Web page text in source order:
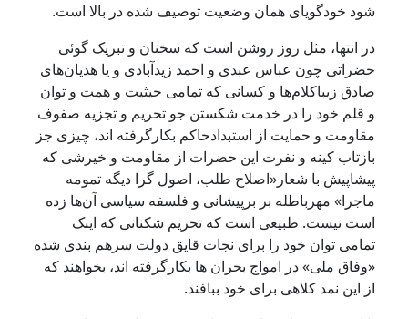
خودگویای همان وضعیت توصیف شده در بالا است.
انتها، مثل روز روشن است که سخنان و تبریک گوئی
چون عباس عبدی ‌و احمد زیدآبادی‌ و یا هذیان‌های
زیباکلام‌ها و کسانی که تمامی حیثیت و همت و توان
قلم خود را در خدمت شکستن جو تحریم و تجزیه صفوف
و حمایت از استبدادحاکم بکارگرفته اند، چیزی جز
کینه و نفرت این حضرات از مقاومت و خیرشی که
با شعار«اصلاح طلب، اصول گرا دیگه تمومه
مهرباطله بر برپیشانی و فلسفه سیاسی آن‌ها زده
نیست. طبیعی است که تحریم شکنانی که اینک
توان خود را برای نجات قایق دولت سرهم بندی شده
ملی» در امواج بحران ها بکارگرفته اند، بخواهند که
این نمد کلاهی برای خود ببافند.